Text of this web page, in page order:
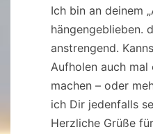
Ich bin an deinem
hängengeblieben.
anstrengend.
Aufholen auch mal
machen – oder
ich Dir jedenfalls
Herzliche Grüße